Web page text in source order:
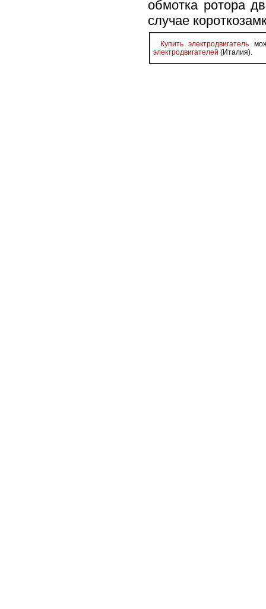
обмотка ротора
случае
Купить электродвигатель
электродвигателей (Италия).